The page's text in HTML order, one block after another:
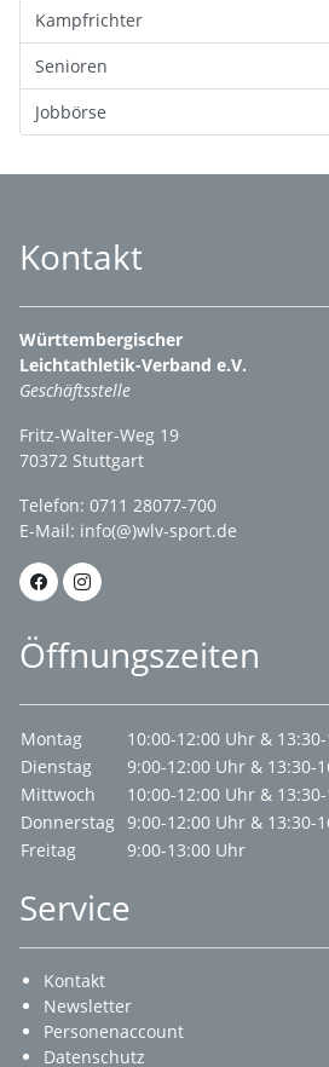
Kampfrichter
Senioren
Jobbörse
Kontakt
Württembergischer
Leichtathletik-Verband e.V.
Geschäftsstelle
Fritz-Walter-Weg 19
70372 Stuttgart
Telefon: 0711 28077-700
E-Mail: info(@)wlv-sport.de
Öffnungszeiten
Montag
10:00-12:00 Uhr &
Dienstag
9:00-12:00 Uhr & 13:30-
Mittwoch
10:00-12:00 Uhr &
Donnerstag 9:00-12:00 Uhr & 13:30-
Freitag
9:00-13:00 Uhr
Service
Kontakt
Newsletter
Personenaccount
Datenschutz